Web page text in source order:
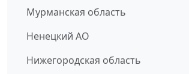
Мурманская область
Ненецкий АО
Нижегородская область